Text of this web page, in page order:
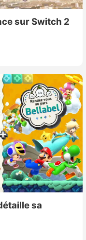
2
sur Switch 2
sa